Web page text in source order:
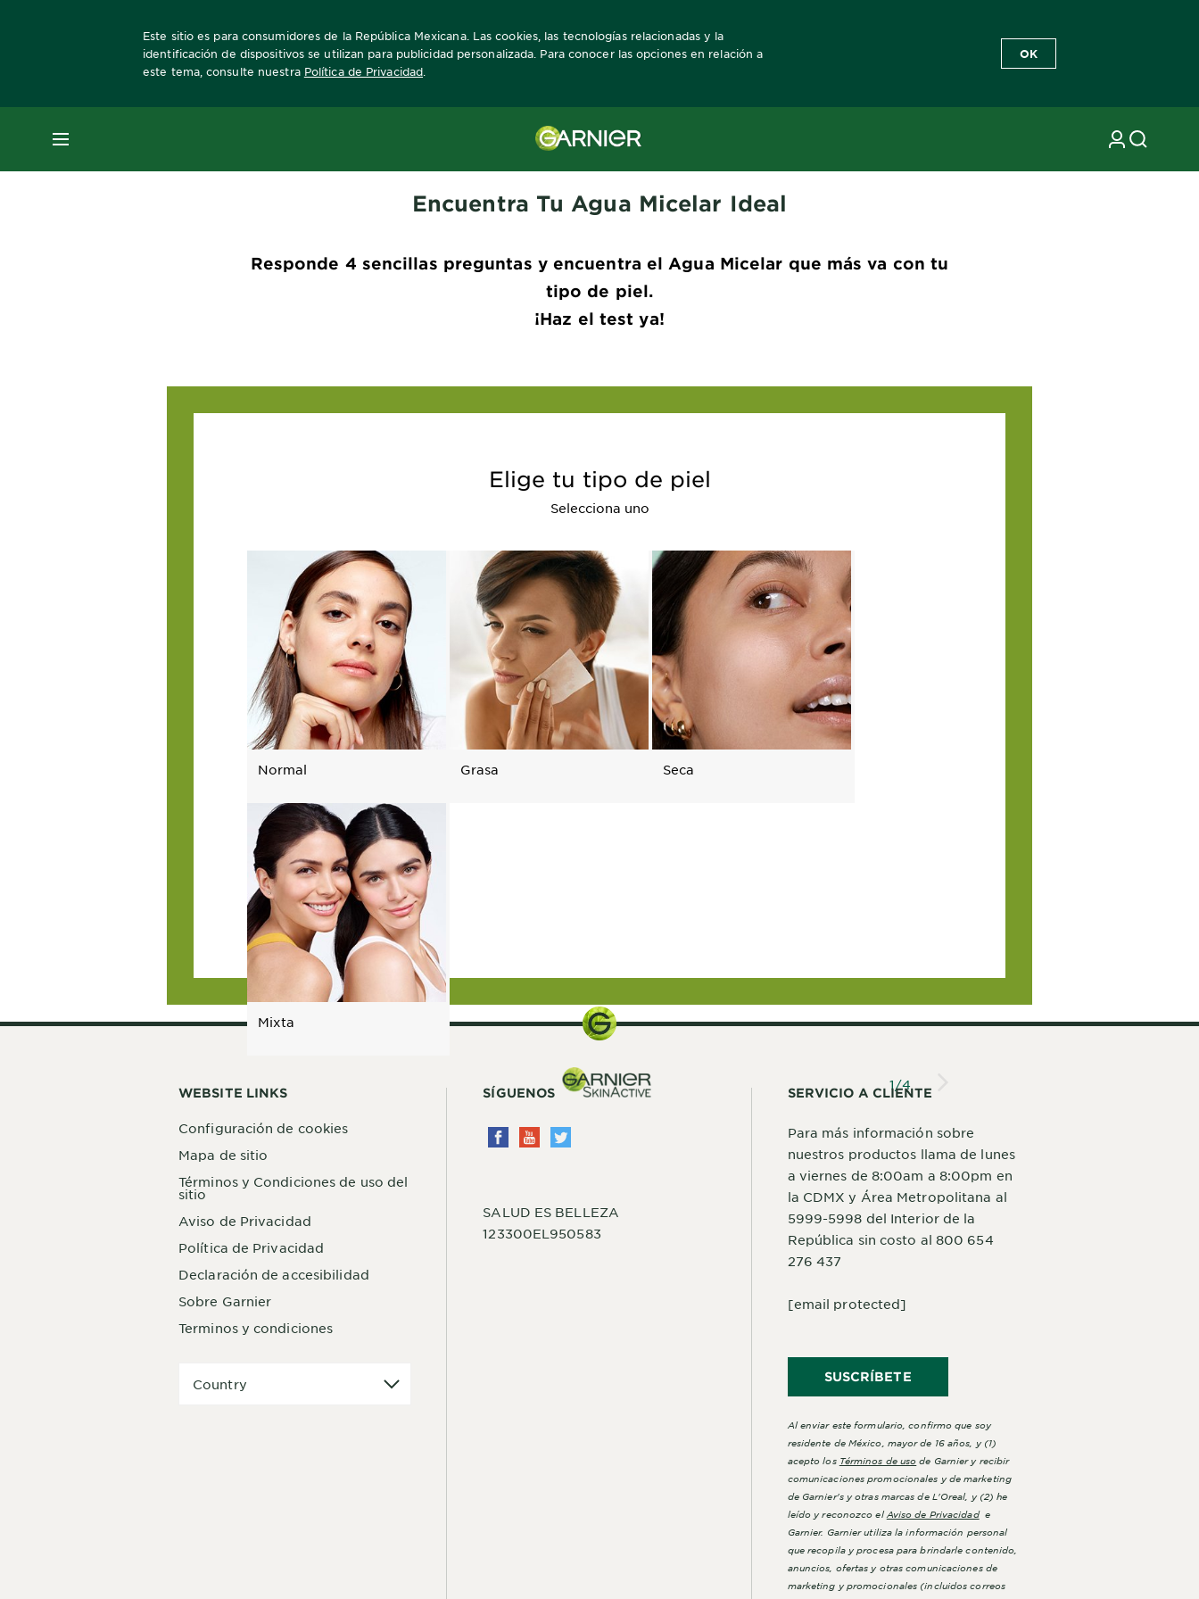
Este sitio es para consumidores de la República Mexicana. Las cookies, las tecnologías relacionadas y la
identificación de dispositivos se utilizan para publicidad personalizada. Para conocer las opciones en relación a
este tema, consulte nuestra Política de Privacidad
OK
MENÚ
Encuentra Tu Agua Micelar Ideal
Responde 4 sencillas preguntas y encuentra el Agua Micelar que más va con tu
tipo de piel.
¡Haz el test ya!
Elige tu tipo de piel
Selecciona uno
Normal Grasa Seca
Mixta
1 / 4
WEBSITE LINKS
Configuración de cookies
Mapa de sitio
Términos y Condiciones de uso del
sitio
Aviso de Privacidad
Política de Privacidad
Declaración de accesibilidad
Sobre Garnier
Terminos y condiciones
Country
SÍGUENOS
SALUD ES BELLEZA
123300EL950583
SERVICIO A CLIENTE
Para más información sobre
nuestros productos llama de lunes
a viernes de 8:00am a 8:00pm en
la CDMX y Área Metropolitana al
5999-5998 del Interior de la
República sin costo al 800 654
276 437
[email protected]
SUSCRÍBETE
Al enviar este formulario, confirmo que soy
residente de México, mayor de 16 años, y (1)
acepto los Términos de uso de Garnier y recibir
comunicaciones promocionales y de marketing
de Garnier's y otras marcas de L'Oreal, y (2) he
leído y reconozco el Aviso de Privacidade
Garnier. Garnier utiliza la información personal
que recopila y procesa para brindarle contenido,
anuncios, ofertas y otras comunicaciones de
marketing y promocionales (incluidos correos